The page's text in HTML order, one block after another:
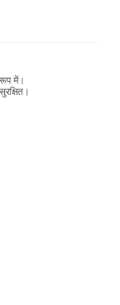
में।